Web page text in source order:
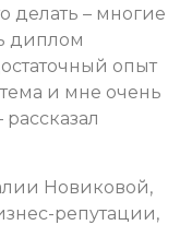
делать – многие
диплом
опыт
и мне очень
Новиковой,
репутации,